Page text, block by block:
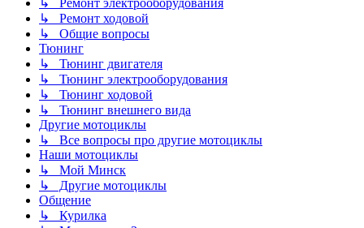
↳ Ремонт электрооборудования
↳ Ремонт ходовой
↳ Общие вопросы
Тюнинг
↳ Тюнинг двигателя
↳ Тюнинг электрооборудования
↳ Тюнинг ходовой
↳ Тюнинг внешнего вида
Другие мотоциклы
↳ Все вопросы про другие мотоциклы
Наши мотоциклы
↳ Мой Минск
↳ Другие мотоциклы
Общение
↳ Курилка